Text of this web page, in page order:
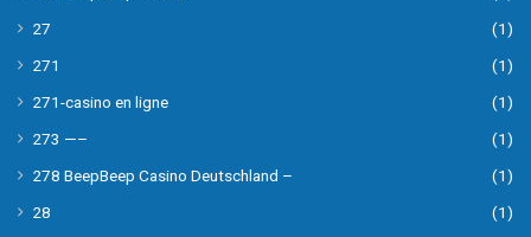
27
(1)
271
(1)
271-casino en ligne
(1)
273 —–
(1)
278 BeepBeep Casino Deutschland –
(1)
28
(1)